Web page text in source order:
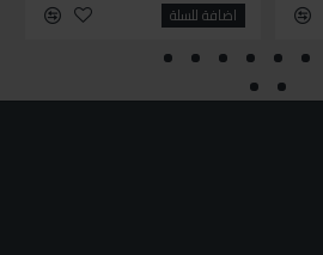
اضافة للسلة